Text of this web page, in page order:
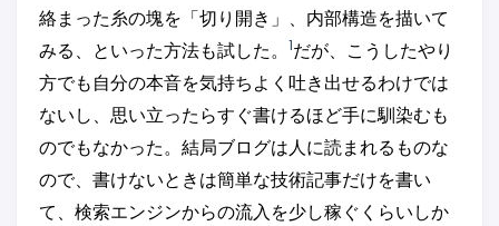
絡まった糸の塊を「切り開き」、内部構造を描いて
みる、といった方法も試した。
1だが、こうしたやり
方でも自分の本音を気持ちよく吐き出せるわけでは
ないし、思い立ったらすぐ書けるほど手に馴染むも
のでもなかった。結局ブログは人に読まれるものな
ので、書けないときは簡単な技術記事だけを書い
て、検索エンジンからの流入を少し稼ぐくらいしか